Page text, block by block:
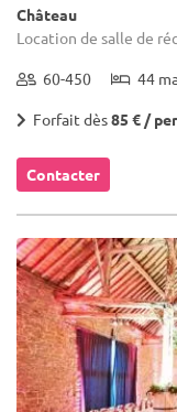
Château
Location de salle de
60-450 44
Forfait dès85 € /
Contacter